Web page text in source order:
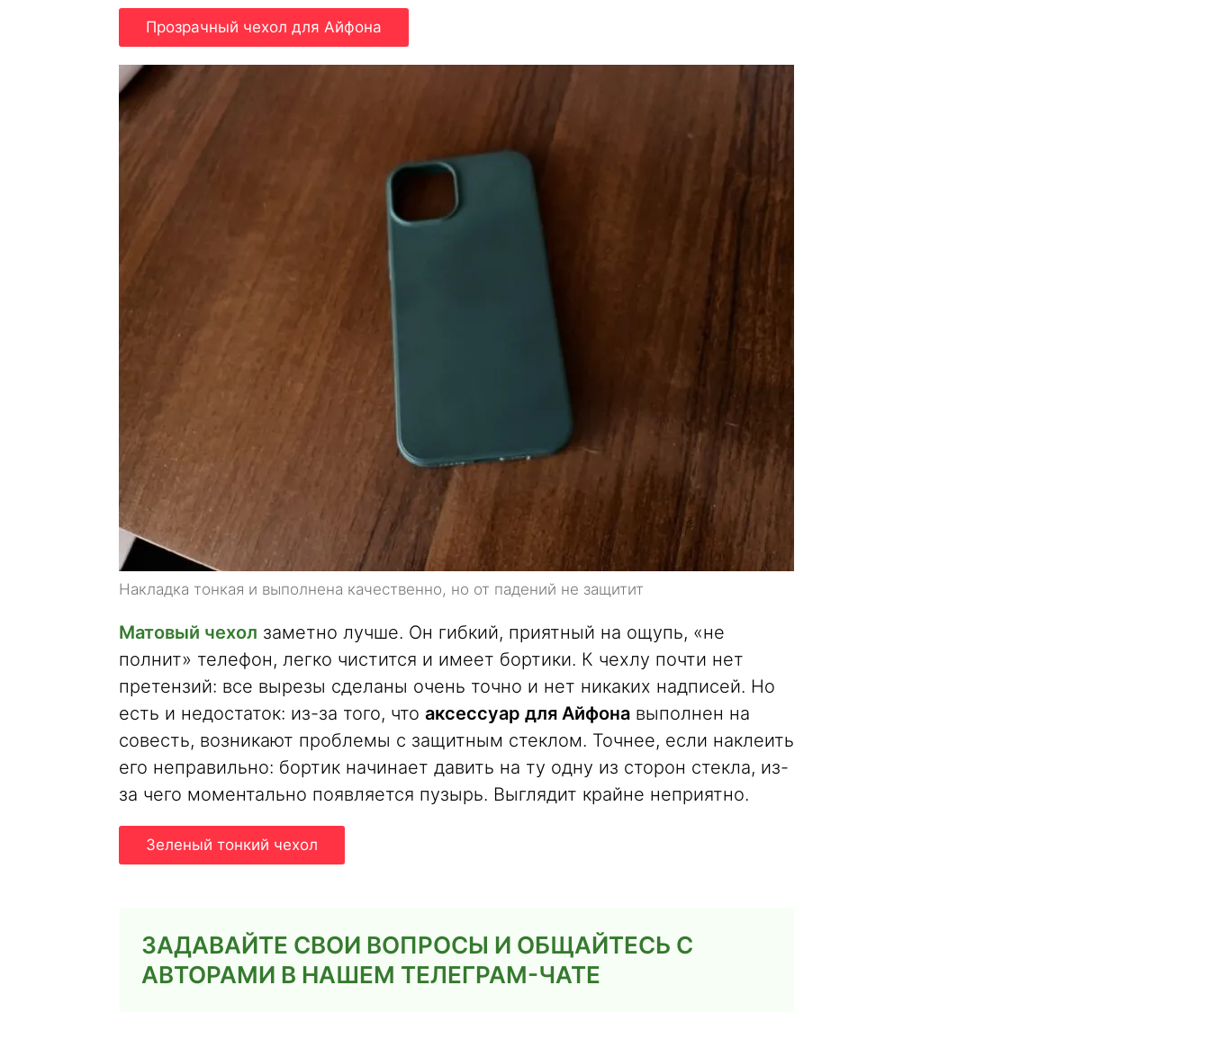
Прозрачный чехол для Айфона
Накладка тонкая и выполнена качественно, но от падений не защитит
Матовый чехол заметно лучше. Он гибкий, приятный на ощупь, «не
полнит» телефон, легко чистится и имеет бортики. К чехлу почти нет
претензий: все вырезы сделаны очень точно и нет никаких надписей. Но
есть и недостаток: из-за того, что аксессуар для Айфона выполнен на
совесть, возникают проблемы с защитным стеклом. Точнее, если наклеить
его неправильно: бортик начинает давить на ту одну из сторон стекла, из-
за чего моментально появляется пузырь. Выглядит крайне неприятно.
Зеленый тонкий чехол
ЗАДАВАЙТЕ СВОИ ВОПРОСЫ И ОБЩАЙТЕСЬ С
АВТОРАМИ В НАШЕМ ТЕЛЕГРАМ-ЧАТЕ